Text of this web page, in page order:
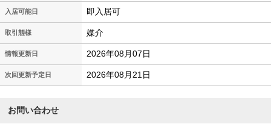
入居可能日 即入居可
取引態様 媒介
情報更新日 2026年08月07日
次回更新予定日 2026年08月21日
お問い合わせ